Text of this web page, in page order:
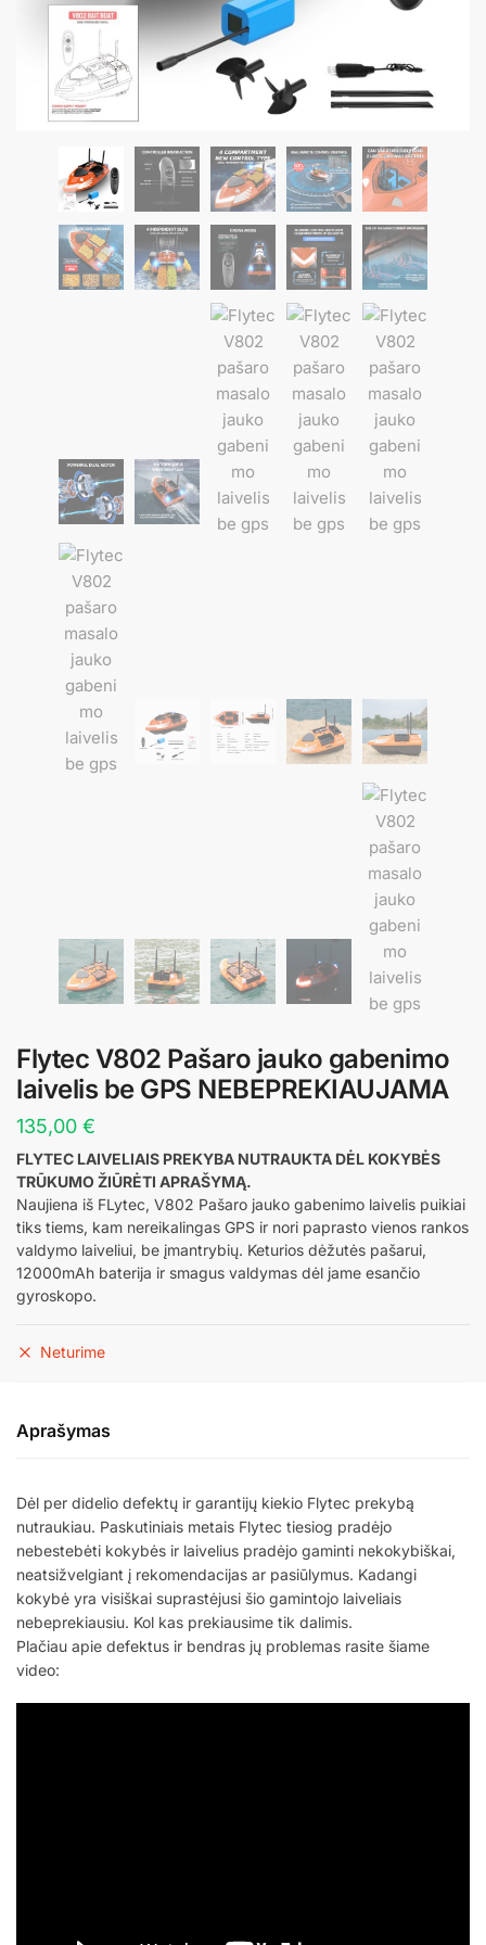
Flytec V802 Pašaro jauko gabenimo
laivelis be GPS NEBEPREKIAUJAMA
135,00 €
FLYTEC LAIVELIAIS PREKYBA NUTRAUKTA DĖL KOKYBĖS
TRŪKUMO ŽIŪRĖTI APRAŠYMĄ.
Naujiena iš FLytec, V802 Pašaro jauko gabenimo laivelis puikiai
tiks tiems, kam nereikalingas GPS ir nori paprasto vienos rankos
valdymo laiveliui, be įmantrybių. Keturios dėžutės pašarui,
12000mAh baterija ir smagus valdymas dėl jame esančio
gyroskopo.
Neturime
Aprašymas
Dėl per didelio defektų ir garantijų kiekio Flytec prekybą
nutraukiau. Paskutiniais metais Flytec tiesiog pradėjo
nebestebėti kokybės ir laivelius pradėjo gaminti nekokybiškai,
neatsižvelgiant į rekomendacijas ar pasiūlymus. Kadangi
kokybė yra visiškai suprastėjusi šio gamintojo laiveliais
nebeprekiausiu. Kol kas prekiausime tik dalimis.
Plačiau apie defektus ir bendras jų problemas rasite šiame
video: